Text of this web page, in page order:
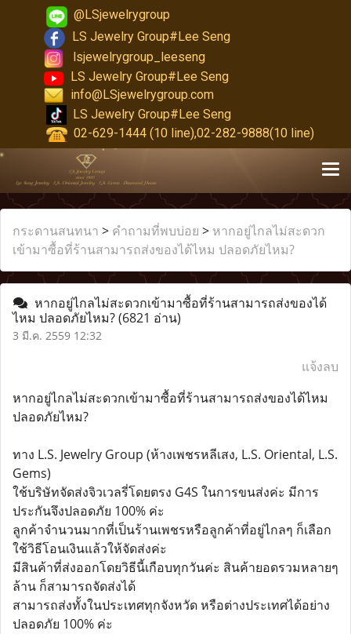
@LSjewelrygroup
LS Jewelry Group#Lee Seng
lsjewelrygroup_leeseng
LS Jewelry Group#Lee Seng
info@LSjewelrygroup.com
LS Jewelry Group#Lee Seng
02-629-1444 (10 line),02-282-9888(10 line)
กระดานสนทนา > คำถามที่พบบ่อย > หากอยู่ไกลไม่สะดวก
เข้ามาซื้อที่ร้านสามารถส่งของได้ไหม ปลอดภัยไหม?
หากอยู่ไกลไม่สะดวกเข้ามาซื้อที่ร้านสามารถส่งของได้
ไหม ปลอดภัยไหม?(6821 อ่าน)
3 มี.ค. 2559 12:32
แจ้งลบ
หากอยู่ไกลไม่สะดวกเข้ามาซื้อที่ร้านสามารถส่งของได้ไหม
ปลอดภัยไหม?
ทาง L.S. Jewelry Group (ห้างเพชรหลีเสง, L.S. Oriental, L.S.
Gems)
ใช้บริษัทจัดส่งจิวเวลรี่โดยตรง G4S ในการขนส่งค่ะ มีการ
ประกันจึงปลอดภัย 100% ค่ะ
ลูกค้าจำนวนมากที่เป็นร้านเพชรหรือลูกค้าที่อยู่ไกลๆ ก็เลือก
ใช้วิธีโอนเงินแล้วให้จัดส่งค่ะ
มีสินค้าที่ส่งออกโดยวิธีนี้เกือบทุกวันค่ะ สินค้ายอดรวมหลายๆ
ล้าน ก็สามารถจัดส่งได้
สามารถส่งทั้งในประเทศทุกจังหวัด หรือต่างประเทศได้อย่าง
ปลอดภัย 100% ค่ะ